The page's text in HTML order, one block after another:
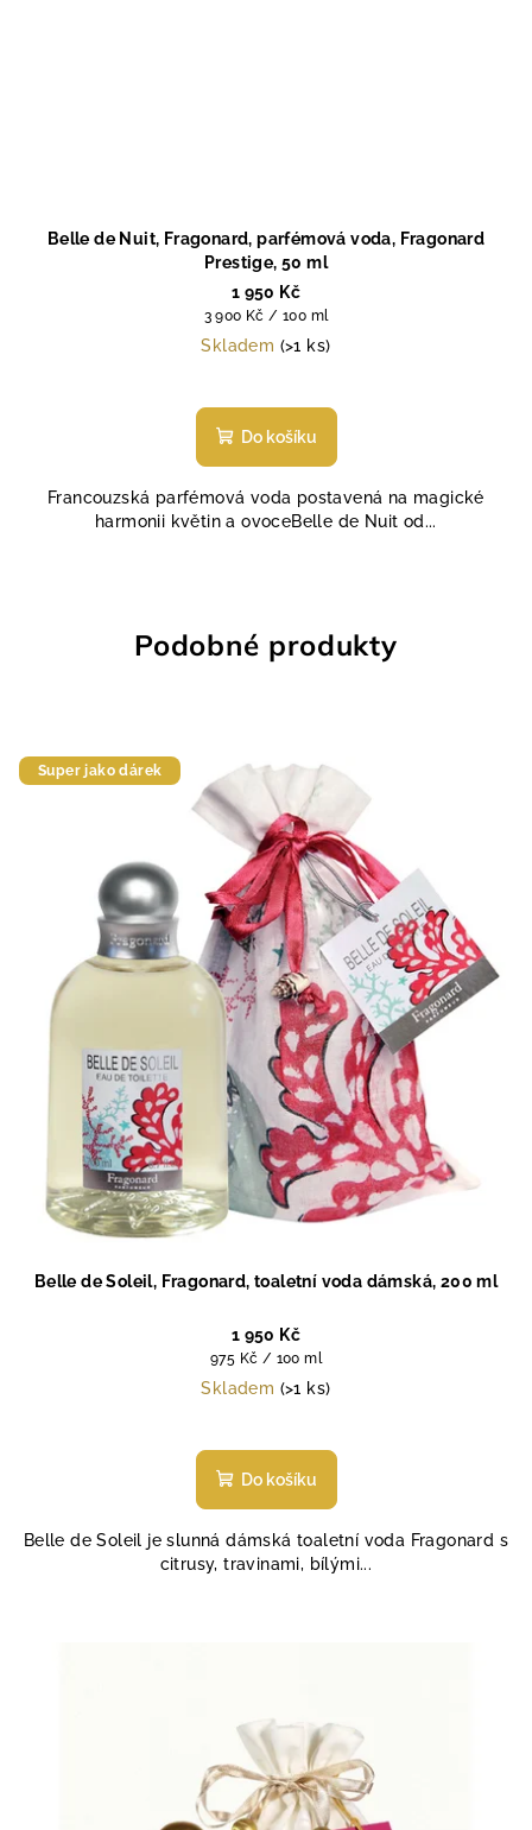
Belle de Nuit, Fragonard, parfémová voda, Fragonard
Prestige, 50 ml
1 950 Kč
Měrná
cena:
3 900 Kč / 100 ml
Skladem (>1 ks)
hodnocení
produktu
z
5
Do košíku
Francouzská parfémová voda postavená na magické
harmonii květin a ovoceBelle de Nuit od...
Podobné produkty
Super jako dárek
Belle de Soleil, Fragonard, toaletní voda dámská, 200 ml
1 950 Kč
Měrná
cena:
975 Kč / 100 ml
Skladem (>1 ks)
hodnocení
produktu
z
5
Do košíku
Belle de Soleil je slunná dámská toaletní voda Fragonard s
citrusy, travinami, bílými...